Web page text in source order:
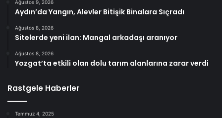
Ağustos 9, 2026
Aydın’da Yangın, Alevler Bitişik Binalara Sıçradı
Ağustos 8, 2026
Sitelerde yeni ilan: Mangal arkadaşı aranıyor
Ağustos 8, 2026
Yozgat’ta etkili olan dolu tarım alanlarına zarar verdi
Rastgele Haberler
Temmuz 4, 2025